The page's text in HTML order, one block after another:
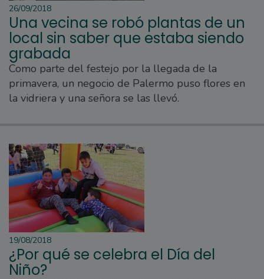
26/09/2018
Una vecina se robó plantas de un
local sin saber que estaba siendo
grabada
Como parte del festejo por la llegada de la
primavera, un negocio de Palermo puso flores en
la vidriera y una señora se las llevó.
19/08/2018
¿Por qué se celebra el Día del
Niño?